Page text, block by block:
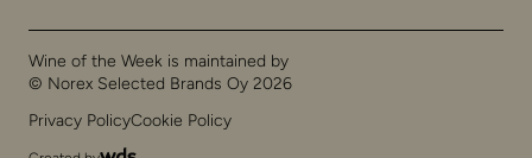
Wine of the Week is maintained by
© Norex Selected Brands Oy 2026
Privacy PolicyCookie Policy